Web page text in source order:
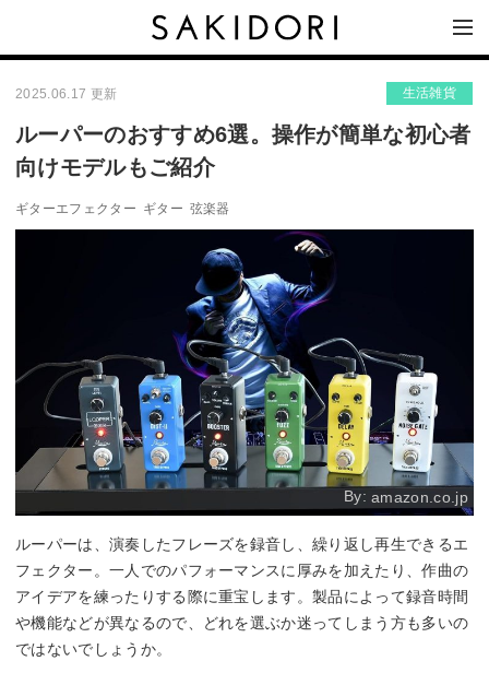
2025.06.17 更新 生活雑貨
ルーパーのおすすめ6選。操作が簡単な初心者
向けモデルもご紹介
ギターエフェクター ギター 弦楽器
By:amazon.co.jp
ルーパーは、演奏したフレーズを録音し、繰り返し再生できるエ
フェクター。一人でのパフォーマンスに厚みを加えたり、作曲の
アイデアを練ったりする際に重宝します。製品によって録音時間
や機能などが異なるので、どれを選ぶか迷ってしまう方も多いの
ではないでしょうか。